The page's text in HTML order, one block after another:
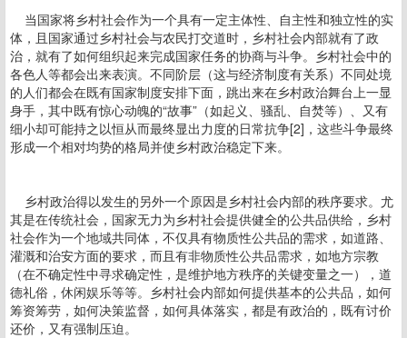
当国家将乡村社会作为一个具有一定主体性、自主性和独立性的实
体，且国家通过乡村社会与农民打交道时，乡村社会内部就有了政
治，就有了如何组织起来完成国家任务的协商与斗争。乡村社会中的
各色人等都会出来表演。不同阶层（这与经济制度有关系）不同处境
的人们都会在既有国家制度安排下面，跳出来在乡村政治舞台上一显
身手，其中既有惊心动魄的“故事”（如起义、骚乱、自焚等）、又有
细小却可能持之以恒从而最终显出力度的日常抗争[2]，这些斗争最终
形成一个相对均势的格局并使乡村政治稳定下来。
乡村政治得以发生的另外一个原因是乡村社会内部的秩序要求。尤
其是在传统社会，国家无力为乡村社会提供健全的公共品供给，乡村
社会作为一个地域共同体，不仅具有物质性公共品的需求，如道路、
灌溉和治安方面的要求，而且有非物质性公共品需求，如地方宗教
（在不确定性中寻求确定性，是维护地方秩序的关键变量之一），道
德礼俗，休闲娱乐等等。乡村社会内部如何提供基本的公共品，如何
筹资筹劳，如何决策监督，如何具体落实，都是有政治的，既有讨价
还价，又有强制压迫。